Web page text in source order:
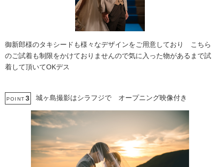
御新郎様のタキシードも様々なデザインをご用意しており こちら
のご試着も制限をかけておりませんので気に入った物があるまで試
着して頂いてOKデス
POINT 3 城ヶ島撮影はシラフジで オープニング映像付き